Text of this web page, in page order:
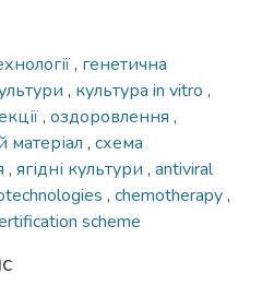
, генетична
, культура in vitro ,
, оздоровлення ,
, схема
, ягідні культури , antiviral
, chemotherapy,
scheme